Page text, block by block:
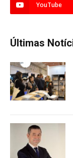
YouTube
Últimas